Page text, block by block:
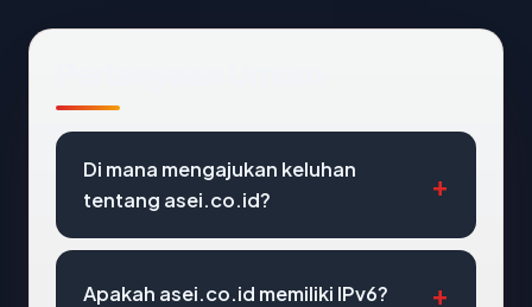
Di mana mengajukan keluhan
tentang asei.co.id?
Apakah asei.co.id memiliki IPv6?